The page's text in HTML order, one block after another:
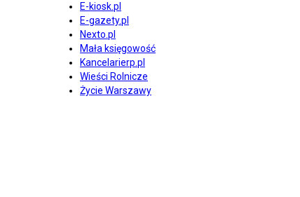
E-kiosk.pl
E-gazety.pl
Nexto.pl
Mała księgowość
Kancelarierp.pl
Wieści Rolnicze
Życie Warszawy